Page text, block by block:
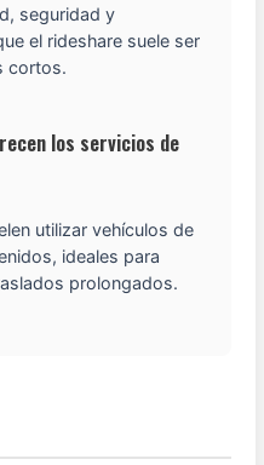
seguridad y
el rideshare suele ser
cortos.
los servicios de
utilizar vehículos de
ideales para
prolongados.